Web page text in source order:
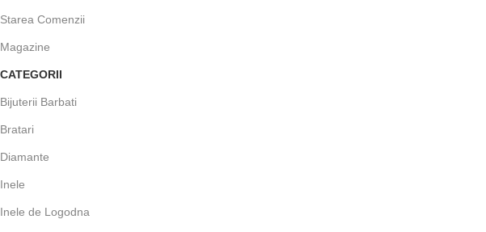
Starea Comenzii
Magazine
CATEGORII
Bijuterii Barbati
Bratari
Diamante
Inele
Inele de Logodna